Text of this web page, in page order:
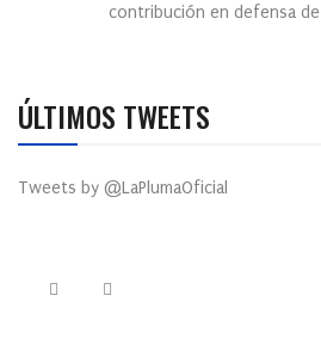
contribución en defensa de
ÚLTIMOS TWEETS
Tweets by @LaPlumaOficial